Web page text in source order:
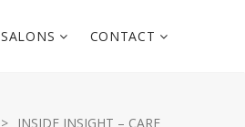
CONTACT
> INSIDE INSIGHT – CARE